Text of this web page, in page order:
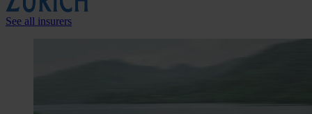
See all insurers